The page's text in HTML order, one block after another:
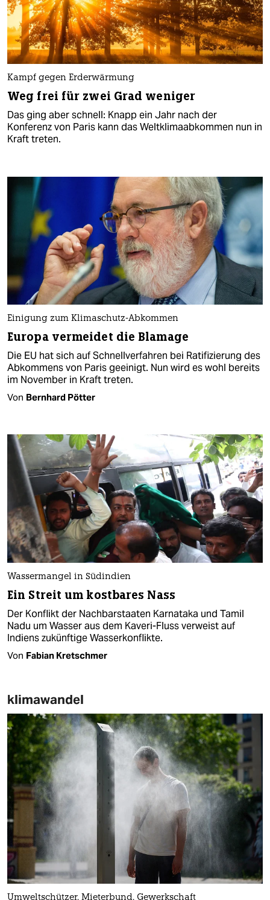
Kampf gegen Erderwärmung
Weg frei für zwei Grad weniger
Das ging aber schnell: Knapp ein Jahr nach der
Konferenz von Paris kann das Weltklimaabkommen nun in
Kraft treten.
Einigung zum Klimaschutz-Abkommen
Europa vermeidet die Blamage
Die EU hat sich auf Schnellverfahren bei Ratifizierung des
Abkommens von Paris geeinigt. Nun wird es wohl bereits
im November in Kraft treten.
Von Bernhard Pötter
Wassermangel in Südindien
Ein Streit um kostbares Nass
Der Konflikt der Nachbarstaaten Karnataka und Tamil
Nadu um Wasser aus dem Kaveri-Fluss verweist auf
Indiens zukünftige Wasserkonflikte.
Von Fabian Kretschmer
klimawandel
Umweltschützer, Mieterbund, Gewerkschaft